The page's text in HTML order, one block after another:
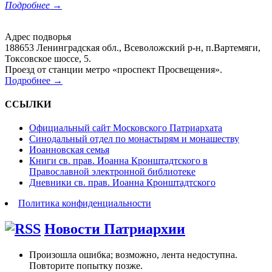
Подробнее →
Адрес подворья
188653 Ленинградская обл., Всеволожский р-н, п.Вартемяги,
Токсовское шоссе, 5.
Проезд от станции метро «проспект Просвещения».
Подробнее →
ССЫЛКИ
Официальный сайт Московского Патриархата
Синодальный отдел по монастырям и монашеству
Иоанновская семья
Книги св. прав. Иоанна Кронштадтского в
Православной электронной библиотеке
Дневники св. прав. Иоанна Кронштадтского
Политика конфиденциальности
Новости Патриархии
Произошла ошибка; возможно, лента недоступна.
Повторите попытку позже.